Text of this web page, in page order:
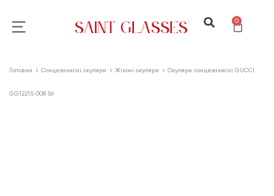
0
Головна Сонцезахисні окуляри Жіночі окуляри Окуляри сонцезахисні GUCCI
GG1221S 008 56